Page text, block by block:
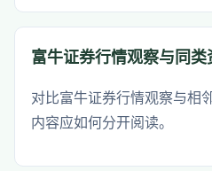
富牛证券行情观察与同
对比富牛证券行情观察与相
内容应如何分开阅读。